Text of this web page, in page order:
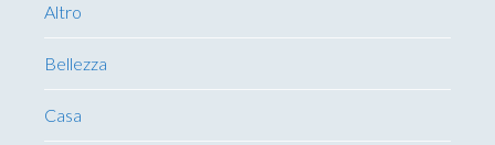
Altro
Bellezza
Casa